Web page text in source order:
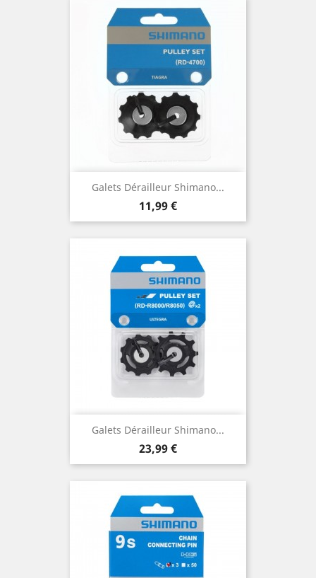
Galets Dérailleur Shimano...
Prix
11,99 €
Galets Dérailleur Shimano...
Prix
23,99 €